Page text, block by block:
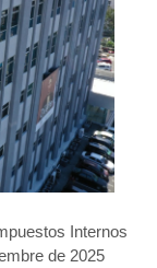
Internos
de 2025